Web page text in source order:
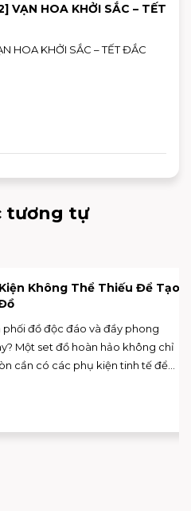
VẠN HOA KHỞI SẮC – TẾT
HOA KHỞI SẮC – TẾT ĐẮC
tương tự
Không Thể Thiếu Để Tạo
đồ độc đáo và đầy phong
set đồ hoàn hảo không chỉ
có các phụ kiện tinh tế để
thể thiếu để bạn tự tin
mình. Nếu bạn ghé thăm các